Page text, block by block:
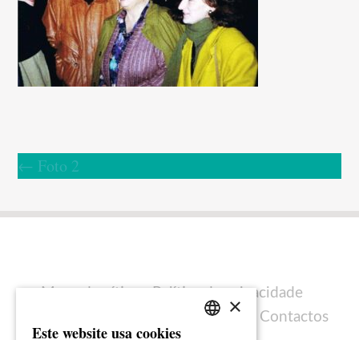
← Foto 2
Mapa do sítio
Política de privacidade
Ficha técnica Contactos
×
Este website usa cookies